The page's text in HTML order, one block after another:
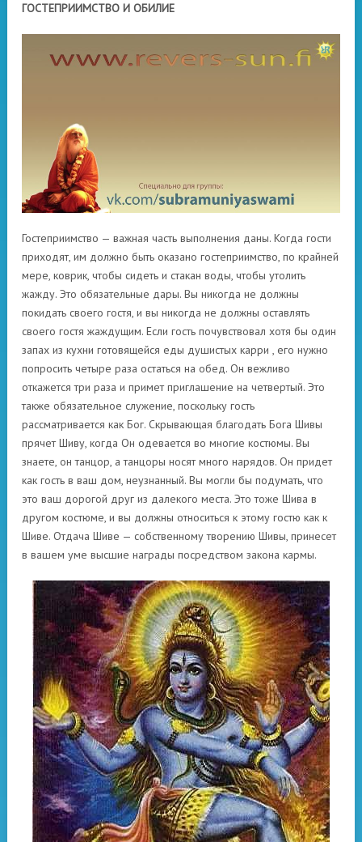
ГОСТЕПРИИМСТВО И ОБИЛИЕ
Гостеприимство — важная часть выполнения даны. Когда гости
приходят, им должно быть оказано гостеприимство, по крайней
мере, коврик, чтобы сидеть и стакан воды, чтобы утолить
жажду. Это обязательные дары. Вы никогда не должны
покидать своего гостя, и вы никогда не должны оставлять
своего гостя жаждущим. Если гость почувствовал хотя бы один
запах из кухни готовящейся еды душистых карри , его нужно
попросить четыре раза остаться на обед. Он вежливо
откажется три раза и примет приглашение на четвертый. Это
также обязательное служение, поскольку гость
рассматривается как Бог. Скрывающая благодать Бога Шивы
прячет Шиву, когда Он одевается во многие костюмы. Вы
знаете, он танцор, а танцоры носят много нарядов. Он придет
как гость в ваш дом, неузнанный. Вы могли бы подумать, что
это ваш дорогой друг из далекого места. Это тоже Шива в
другом костюме, и вы должны относиться к этому гостю как к
Шиве. Отдача Шиве — собственному творению Шивы, принесет
в вашем уме высшие награды посредством закона кармы.